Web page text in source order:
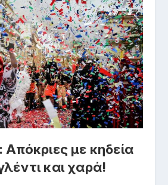
με κηδεία
και χαρά!